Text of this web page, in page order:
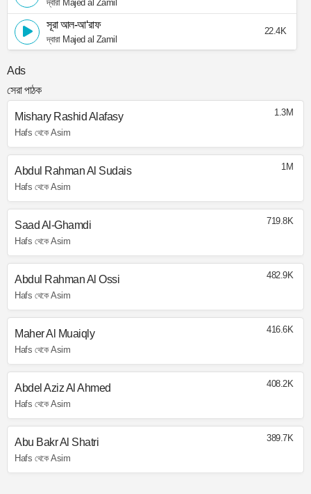
দ্বারা Majed al Zamil
সূরা আল-আ‘রাফ
দ্বারা Majed al Zamil
22.4K
Ads
সেরা পাঠক
Mishary Rashid Alafasy
Hafs থেকে Asim
1.3M
Abdul Rahman Al Sudais
Hafs থেকে Asim
1M
Saad Al-Ghamdi
Hafs থেকে Asim
719.8K
Abdul Rahman Al Ossi
Hafs থেকে Asim
482.9K
Maher Al Muaiqly
Hafs থেকে Asim
416.6K
Abdel Aziz Al Ahmed
Hafs থেকে Asim
408.2K
Abu Bakr Al Shatri
Hafs থেকে Asim
389.7K